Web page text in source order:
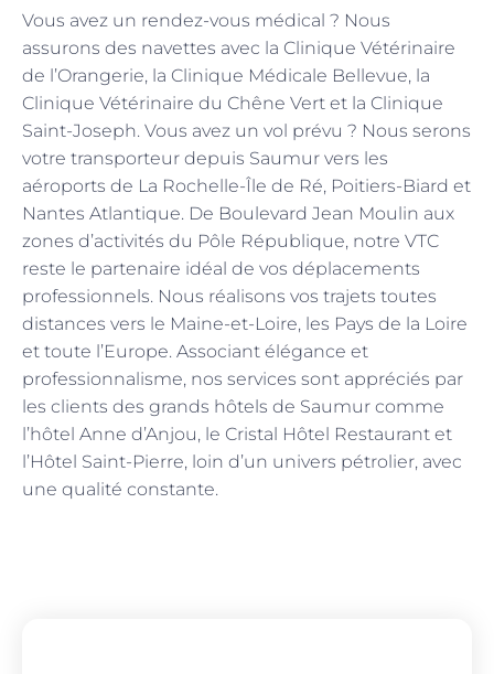
Vous avez un rendez-vous médical ? Nous
assurons des navettes avec la Clinique Vétérinaire
de l’Orangerie, la Clinique Médicale Bellevue, la
Clinique Vétérinaire du Chêne Vert et la Clinique
Saint-Joseph. Vous avez un vol prévu ? Nous serons
votre transporteur depuis Saumur vers les
aéroports de La Rochelle-Île de Ré, Poitiers-Biard et
Nantes Atlantique. De Boulevard Jean Moulin aux
zones d’activités du Pôle République, notre VTC
reste le partenaire idéal de vos déplacements
professionnels. Nous réalisons vos trajets toutes
distances vers le Maine-et-Loire, les Pays de la Loire
et toute l’Europe. Associant élégance et
professionnalisme, nos services sont appréciés par
les clients des grands hôtels de Saumur comme
l’hôtel Anne d’Anjou, le Cristal Hôtel Restaurant et
l’Hôtel Saint-Pierre, loin d’un univers pétrolier, avec
une qualité constante.